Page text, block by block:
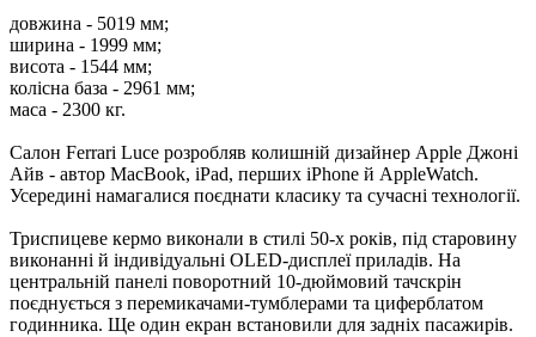
довжина - 5019 мм;
ширина - 1999 мм;
висота - 1544 мм;
колісна база - 2961 мм;
маса - 2300 кг.
Салон Ferrari Luce розробляв колишній дизайнер Apple Джоні
Айв - автор MacBook, iPad, перших iPhone й AppleWatch.
Усередині намагалися поєднати класику та сучасні технології.
Триспицеве кермо виконали в стилі 50-х років, під старовину
виконанні й індивідуальні OLED-дисплеї приладів. На
центральній панелі поворотний 10-дюймовий тачскрін
поєднується з перемикачами-тумблерами та циферблатом
годинника. Ще один екран встановили для задніх пасажирів.